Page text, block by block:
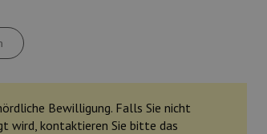
Bewilligung. Falls Sie nicht
wird, kontaktieren Sie bitte das